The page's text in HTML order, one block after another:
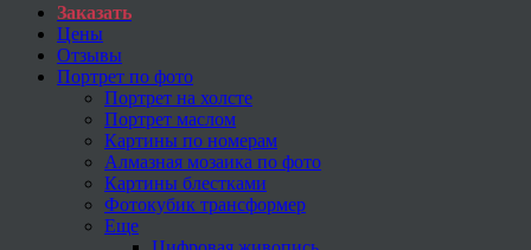
Заказать
Цены
Отзывы
Портрет по фото
Портрет на холсте
Портрет маслом
Картины по номерам
Алмазная мозаика по фото
Картины блестками
Фотокубик трансформер
Еще